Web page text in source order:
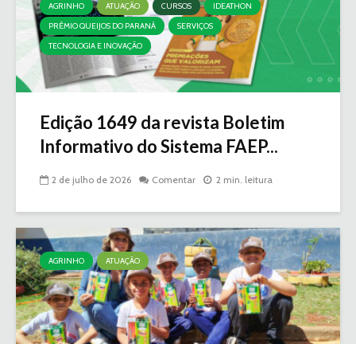
AGRINHO ATUAÇÃO CURSOS
IDEATHON
PRÊMIO QUEIJOS DO PARANÁ
SERVIÇOS
TECNOLOGIA E INOVAÇÃO
Edição 1649 da revista Boletim
Informativo do Sistema FAEP...
2 de julho de 2026 Comentar 2 min. leitura
AGRINHO ATUAÇÃO